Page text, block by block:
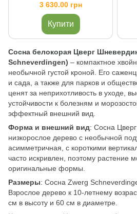
3 630.00 грн
Купити
Сосна белокорая Цверг
Schneverdingen) – компактное
необычной густой кроной. Его
и сада, а также для парков и
ценят за неприхотливость в уходе,
устойчивости к болезням и
эффектный внешний вид.
Форма и внешний вид: Сосна
низкорослое дерево с необычной
асимметричная, с короткими
часто искривлен, поэтому растение
оригинальные формы.
Размеры: Сосна Zwerg
Взрослое дерево к 10-летнему
см в высоту и 60 см в диаметре.